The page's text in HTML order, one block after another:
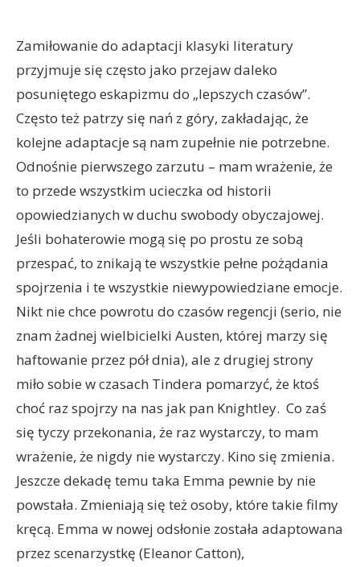
Zamiłowanie do adaptacji klasyki literatury
przyjmuje się często jako przejaw daleko
posuniętego eskapizmu do „lepszych czasów”.
Często też patrzy się nań z góry, zakładając, że
kolejne adaptacje są nam zupełnie nie potrzebne.
Odnośnie pierwszego zarzutu – mam wrażenie, że
to przede wszystkim ucieczka od historii
opowiedzianych w duchu swobody obyczajowej.
Jeśli bohaterowie mogą się po prostu ze sobą
przespać, to znikają te wszystkie pełne pożądania
spojrzenia i te wszystkie niewypowiedziane emocje.
Nikt nie chce powrotu do czasów regencji (serio, nie
znam żadnej wielbicielki Austen, której marzy się
haftowanie przez pół dnia), ale z drugiej strony
miło sobie w czasach Tindera pomarzyć, że ktoś
choć raz spojrzy na nas jak pan Knightley. Co zaś
się tyczy przekonania, że raz wystarczy, to mam
wrażenie, że nigdy nie wystarczy. Kino się zmienia.
Jeszcze dekadę temu taka Emma pewnie by nie
powstała. Zmieniają się też osoby, które takie filmy
kręcą. Emma w nowej odsłonie została adaptowana
przez scenarzystkę (Eleanor Catton),